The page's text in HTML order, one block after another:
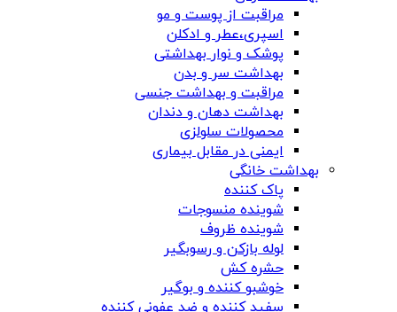
مراقبت از پوست و مو
اسپری،عطر و ادکلن
پوشک و نوار بهداشتی
بهداشت سر و بدن
مراقبت و بهداشت جنسی
بهداشت دهان و دندان
محصولات سلولزی
ایمنی در مقابل بیماری
بهداشت خانگی
پاک کننده
شوینده منسوجات
شوینده ظروف
لوله بازکن و رسوبگیر
حشره کش
خوشبو کننده و بوگیر
سفید کننده و ضد عفونی کننده